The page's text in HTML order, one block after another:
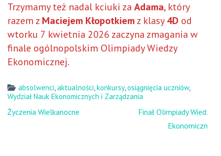
Trzymamy też nadal kciuki za Adama, który
razem z Maciejem Kłopotkiemz klasy4D od
wtorku 7 kwietnia 2026 zaczyna zmagania w
finale ogólnopolskim Olimpiady Wiedzy
Ekonomicznej.
absolwenci,aktualności,konkursy,osiągnięcia uczniów,
Wydział Nauk Ekonomicznych i Zarządzania
Nawigacja
Życzenia Wielkanocne
Finał Olimpiady Wiedzy
Ekonomicznej